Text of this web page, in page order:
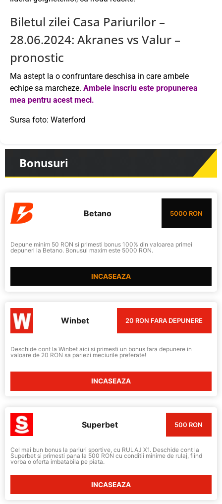
Biletul zilei Casa Pariurilor –
28.06.2024: Akranes vs Valur –
pronostic
Ma astept la o confruntare deschisa in care ambele
echipe sa marcheze. Ambele inscriu este propunerea
mea pentru acest meci.
Sursa foto: Waterford
Bonusuri
Betano 5000 RON
Depune minim 50 RON si primesti bonus 100% din valoarea primei
depuneri la Betano. Bonusul maxim este 5000 RON.
INCASEAZA
Winbet 20 RON FARA DEPUNERE
Deschide cont la Winbet aici si primesti un bonus fara depunere in
valoare de 20 RON sa pariezi meciurile preferate!
INCASEAZA
Superbet 500 RON
Cel mai bun bonus la pariuri sportive, cu RULAJ X1. Deschide cont la
Superbet si primesti pana la 500 RON cu conditii minime de rulaj, fiind
vorba o oferta imbatabila pe piata.
INCASEAZA